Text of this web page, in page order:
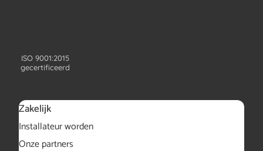
ISO 9001:2015
gecertificeerd
Zakelijk
Installateur worden
Onze partners